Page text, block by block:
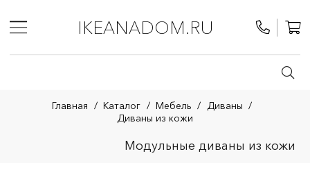
IKEANADOM.RU
Главная / Каталог / Мебель / Диваны /
Диваны из кожи
Модульные диваны из кожи